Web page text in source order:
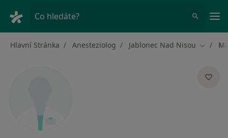
Co hledáte?
Hlavní Stránka Anesteziolog Jablonec Nad Nisou Změna